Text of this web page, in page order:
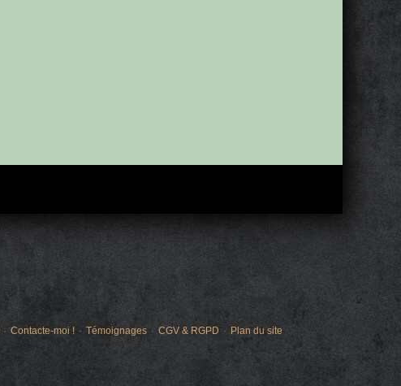
Contacte-moi ! Témoignages CGV & RGPD Plan du site